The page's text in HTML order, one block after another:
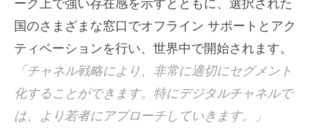
国のさまざまな窓口でオフライン サポートとアク
ティベーションを行い、世界中で開始されます。
「チャネル戦略により、非常に適切にセグメント
化することができます。特にデジタルチャネルで
は、より若者にアプローチしていきます。」